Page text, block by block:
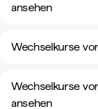
ansehen
Wechselkurse
Wechselkurse
ansehen